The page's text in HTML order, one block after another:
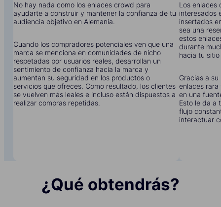
No hay nada como los enlaces crowd para
ayudarte a construir y mantener la confianza de tu
audiencia objetivo en Alemania.
Cuando los compradores potenciales ven que una
marca se menciona en comunidades de nicho
respetadas por usuarios reales, desarrollan un
sentimiento de confianza hacia la marca y
aumentan su seguridad en los productos o
servicios que ofreces. Como resultado, los clientes
se vuelven más leales e incluso están dispuestos a
realizar compras repetidas.
Los enlaces
interesados
insertados
sea una
estos
durante
hacia tu
Gracias a
enlaces rara
en una
Esto le da a
flujo
interactuar
¿Qué obtendrás?